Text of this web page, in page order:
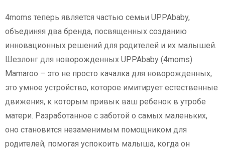
4moms теперь является частью семьи UPPAbaby,
объединяя два бренда, посвященных созданию
инновационных решений для родителей и их малышей.
Шезлонг для новорожденных UPPAbaby (4moms)
Mamaroo – это не просто качалка для новорожденных,
это умное устройство, которое имитирует естественные
движения, к которым привык ваш ребенок в утробе
матери. Разработанное с заботой о самых маленьких,
оно становится незаменимым помощником для
родителей, помогая успокоить малыша, когда он